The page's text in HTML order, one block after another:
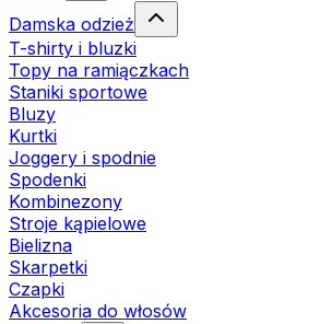
Damska odzież
T-shirty i bluzki
Topy na ramiączkach
Staniki sportowe
Bluzy
Kurtki
Joggery i spodnie
Spodenki
Kombinezony
Stroje kąpielowe
Bielizna
Skarpetki
Czapki
Akcesoria do włosów